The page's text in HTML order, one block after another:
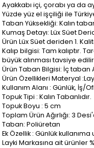
Ayakkabı içi, çorabı ya da
Yüzde yüz el işçiliği ile
Taban Yüksekliği: Kalın
Kumaş Detayı: Lüx Süet
Ürün Lüx Süet deriden 1.
Kalıp bilgisi: Tam kalıptır.
büyük alınması tavsiye
Ürün Taban Bilgisi: İç
Ürün Özellikleri Materyal
Kullanım Alanı : Günlük, İş/
Topuk Tipi : Kalın Tabanlıdır.
Topuk Boyu : 5 cm
Toplam Ürün Ağırlığı: 3
Taban: Poliüretan
Ek Özellik : Günlük kullanıma
Layki Markasına ait ürünler